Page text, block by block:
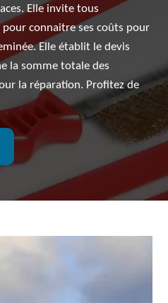
Elle invite tous
connaitre ses coûts pour
Elle établit le devis
la somme totale des
la réparation. Profitez de